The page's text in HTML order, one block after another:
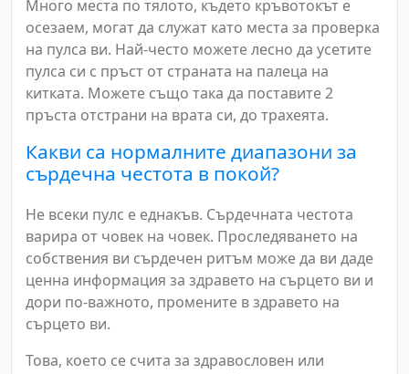
Много места по тялото, където кръвотокът е
осезаем, могат да служат като места за проверка
на пулса ви. Най-често можете лесно да усетите
пулса си с пръст от страната на палеца на
китката. Можете също така да поставите 2
пръста отстрани на врата си, до трахеята.
Какви са нормалните диапазони за
сърдечна честота в покой?
Не всеки пулс е еднакъв. Сърдечната честота
варира от човек на човек. Проследяването на
собствения ви сърдечен ритъм може да ви даде
ценна информация за здравето на сърцето ви и
дори по-важното, промените в здравето на
сърцето ви.
Това, което се счита за здравословен или